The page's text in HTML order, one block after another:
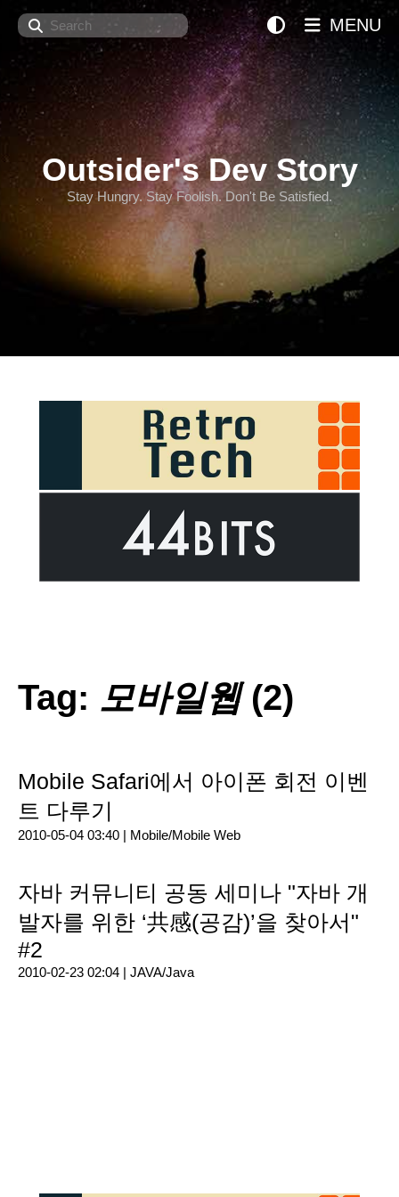
Search
Outsider's Dev Story
Stay Hungry. Stay Foolish. Don't Be Satisfied.
MENU
Tag: 모바일웹(2)
Mobile Safari에서 아이폰 회전 이벤
트 다루기
2010-05-04 03:40 | Mobile/Mobile Web
자바 커뮤니티 공동 세미나 "자바 개
발자를 위한 ‘共感(공감)’을 찾아서"
#2
2010-02-23 02:04 | JAVA/Java